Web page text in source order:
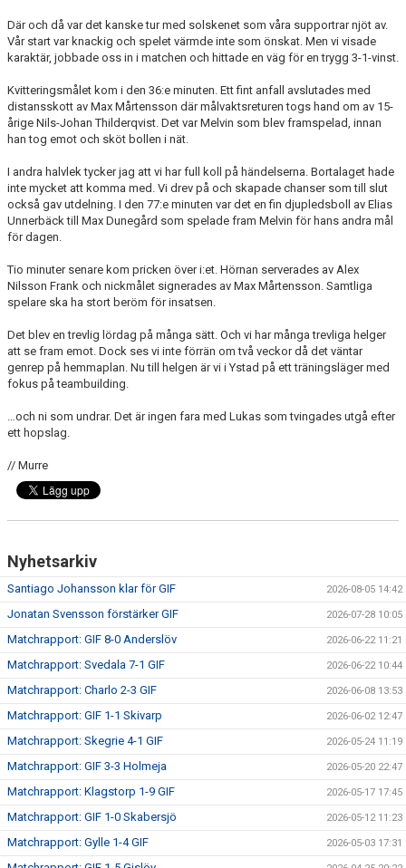
Där och då var det kanske tur med solskenet som våra supportrar njöt av.
Vår start var knackig och spelet värmde inte som önskat. Men vi visade
karaktär, jobbade oss in i matchen och hittade en väg för en trygg 3-1-vinst.
Kvitteringsmålet kom i den 36:e minuten. Ett fint anfall avslutades med
distansskott av Max Mårtensson där målvaktsreturen togs hand om av 15-
årige Nils-Johan Thilderqvist. Det var Melvin som blev framspelad, innan
han tog emot och sköt bollen i nät.
I andra halvlek tycker jag att vi har full koll på händelserna. Bortalaget hade
inte mycket att komma med. Vi drev på och skapade chanser som till slut
också gav utdelning. I den 77:e minuten var det en fin djupledsboll av Elias
Unnerbäck till Max Dunegård som spelade fram Melvin för hans andra mål
för dagen.
Tio minuter senare kom pricken över i:et. Hörnan serverades av Alex
Nilsson Frank och nickmålet signerades av Max Mårtensson. Samtliga
spelare ska ha stort beröm för insatsen.
Det blev en trevlig lördag på många sätt. Och vi har många trevliga helger
att se fram emot. Dock ses vi inte förrän om två veckor då det väntar
genrep på hemmaplan. Nu till helgen är vi i Ystad på ett träningsläger med
fokus på teambuilding.
…och ni som undrar. Det är ingen fara med Lukas som tvingades utgå efter
ett hopslag.
// Murre
Nyhetsarkiv
Santiago Johansson klar för GIF 2026-08-05 14:42
Jonatan Svensson förstärker GIF 2026-07-28 10:05
Matchrapport: GIF 8-0 Anderslöv 2026-06-22 11:21
Matchrapport: Svedala 7-1 GIF 2026-06-22 10:44
Matchrapport: Charlo 2-3 GIF 2026-06-08 13:53
Matchrapport: GIF 1-1 Skivarp 2026-06-02 12:47
Matchrapport: Skegrie 4-1 GIF 2026-05-24 11:19
Matchrapport: GIF 3-3 Holmeja 2026-05-20 22:47
Matchrapport: Klagstorp 1-9 GIF 2026-05-17 17:45
Matchrapport: GIF 1-0 Skabersjö 2026-05-12 11:23
Matchrapport: Gylle 1-4 GIF 2026-05-03 17:31